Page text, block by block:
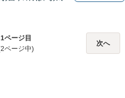
1ページ目
ページ中)
次へ